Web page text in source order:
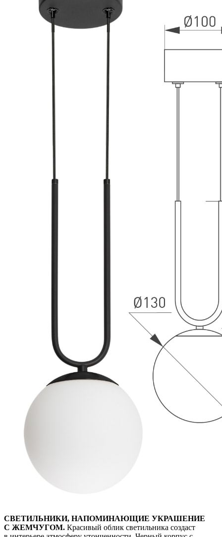
СВЕТИЛЬНИКИ, НАПОМИНАЮЩИЕ УКРАШЕНИЕ
С ЖЕМЧУГОМ. Красивый облик светильника создаст